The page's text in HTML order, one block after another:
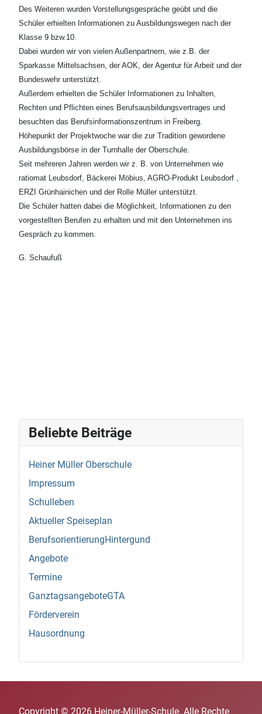
Beliebte Beiträge
Heiner Müller Oberschule
Impressum
Schulleben
Aktueller Speiseplan
BerufsorientierungHintergund
Angebote
Termine
GanztagsangeboteGTA
Förderverein
Hausordnung
Des Weiteren wurden Vorstellungsgespräche geübt und die
Schüler erhielten Informationen zu Ausbildungswegen nach der
Klasse 9 bzw.10.
Dabei wurden wir von vielen Außenpartnern, wie z.B. der
Sparkasse Mittelsachsen, der AOK, der Agentur für Arbeit und der
Bundeswehr unterstützt.
Außerdem erhielten die Schüler Informationen zu Inhalten,
Rechten und Pflichten eines Berufsausbildungsvertrages und
besuchten das Berufsinformationszentrum in Freiberg.
Höhepunkt der Projektwoche war die zur Tradition gewordene
Ausbildungsbörse in der Turnhalle der Oberschule.
Seit mehreren Jahren werden wir z. B. von Unternehmen wie
ratiomat Leubsdorf, Bäckerei Möbius, AGRO-Produkt Leubsdorf ,
ERZI Grünhainichen und der Rolle Müller unterstützt.
Die Schüler hatten dabei die Möglichkeit, Informationen zu den
vorgestellten Berufen zu erhalten und mit den Unternehmen ins
Gespräch zu kommen.
G. Schaufuß
Copyright © 2026 Heiner-Müller-Schule. Alle Rechte